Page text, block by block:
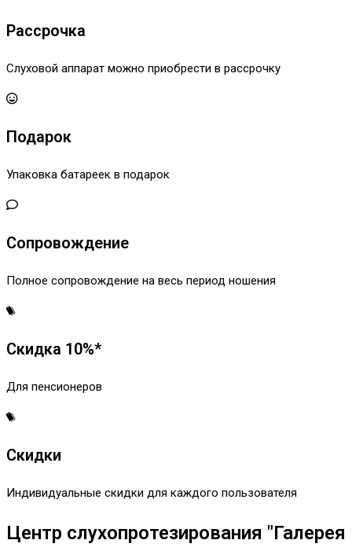
Рассрочка
Слуховой аппарат можно приобрести в рассрочку
Подарок
Упаковка батареек в подарок
Сопровождение
Полное сопровождение на весь период ношения
Скидка 10%*
Для пенсионеров
Скидки
Индивидуальные скидки для каждого пользователя
Центр слухопротезирования "Галерея